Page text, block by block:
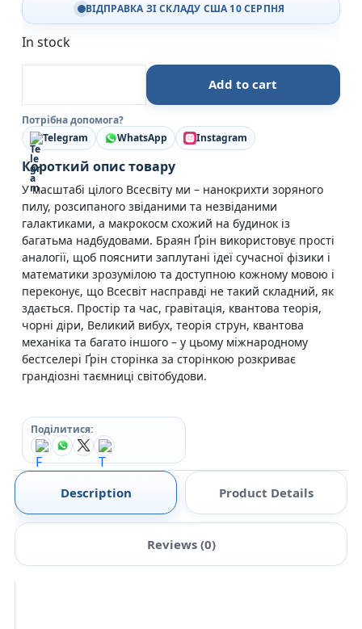
ВІДПРАВКА ЗІ СКЛАДУ США 10 СЕРПНЯ
In stock
Елегантний Всесвіт. Суперструни, приховані
Add to cart
Потрібна допомога?
Telegram
WhatsApp Instagram
Короткий опис товару
У масштабі цілого Всесвіту ми – нанокрихти зоряного
пилу, розсипаного звіданими та незвіданими
галактиками, а макрокосм схожий на будинок із
багатьма надбудовами. Браян Ґрін використовує прості
аналогії, щоб пояснити заплутані ідеї сучасної фізики і
математики зрозумілою та доступною кожному мовою і
переконує, що Всесвіт насправді не такий складний, як
здається. Простір та час, гравітація, квантова теорія,
чорні діри, Великий вибух, теорія струн, квантова
механіка та багато іншого – у цьому міжнародному
бестселері Ґрін сторінка за сторінкою розкриває
грандіозні таємниці світобудови.
Поділитися:
Description Product Details
Reviews (0)